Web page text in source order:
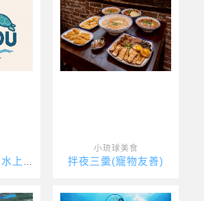
小琉球美食
拌夜三羹(寵物友善)